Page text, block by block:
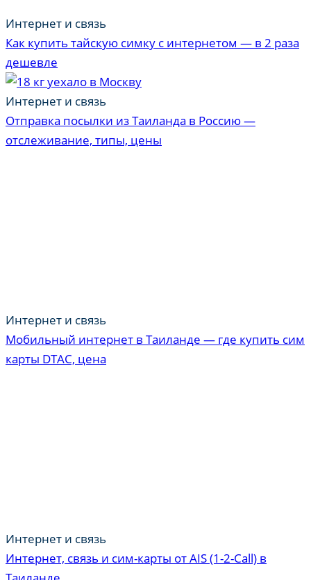
Интернет и связь
Как купить тайскую симку с интернетом — в 2 раза
дешевле
Интернет и связь
Отправка посылки из Таиланда в Россию —
отслеживание, типы, цены
Интернет и связь
Мобильный интернет в Таиланде — где купить сим
карты DTAC, цена
Интернет и связь
Интернет, связь и сим-карты от AIS (1-2-Call) в